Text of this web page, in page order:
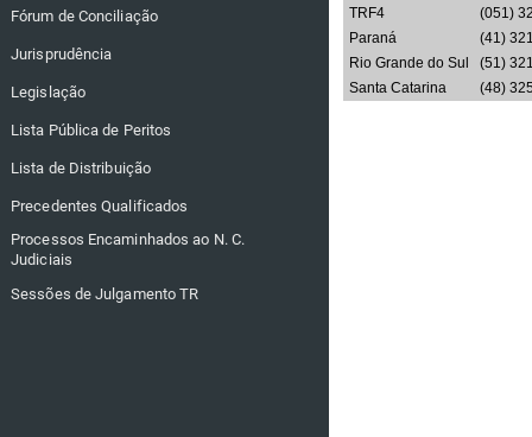
Fórum de Conciliação
Jurisprudência
Legislação
Lista Pública de Peritos
Lista de Distribuição
Precedentes Qualificados
Processos Encaminhados ao N. C.
Judiciais
Sessões de Julgamento TR
TRF4
(051)
Paraná
(41)
Rio Grande do Sul
(51)
Santa Catarina
(48)